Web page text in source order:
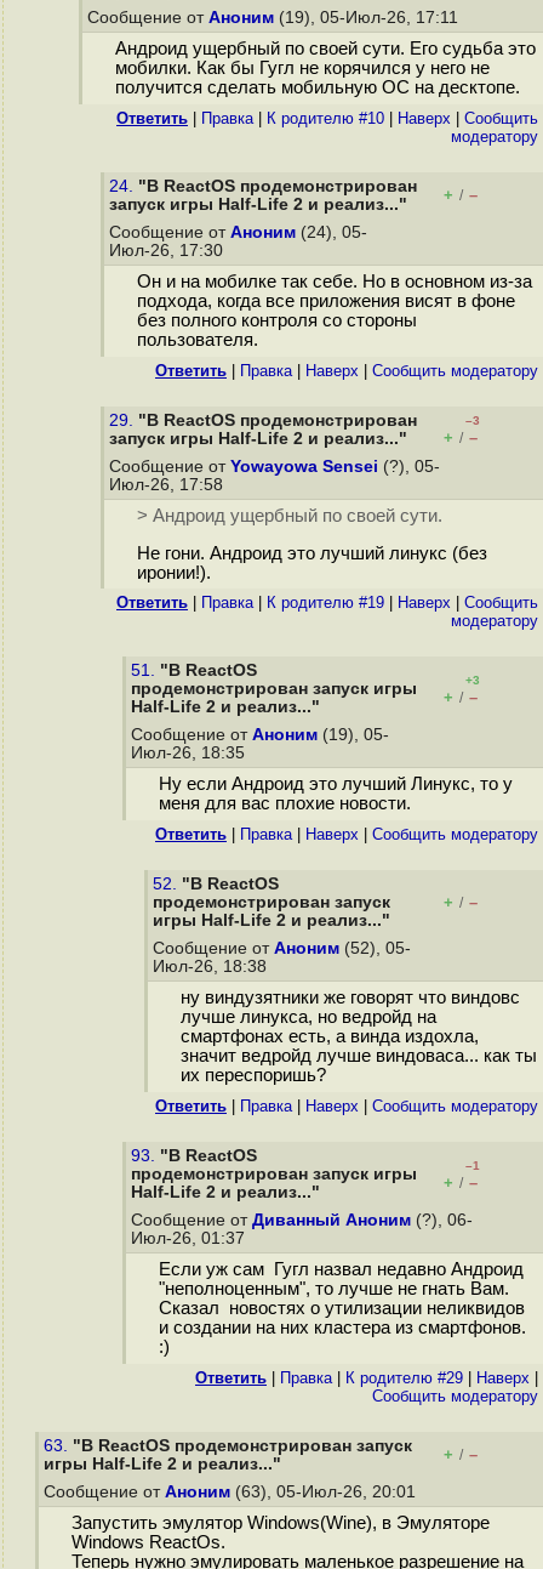
Сообщение от Аноним (19), 05-Июл-26, 17:11
Андроид ущербный по своей сути. Его судьба это
мобилки. Как бы Гугл не корячился у него не
получится сделать мобильную ОС на десктопе.
Ответить Правка| К родителю #10 Наверх
Cообщить
модератору
24. "В ReactOS продемонстрирован
запуск игры Half-Life 2 и реализ..."
+ / –
Сообщение от Аноним (24), 05-
Июл-26, 17:30
Он и на мобилке так себе. Но в основном из-за
подхода, когда все приложения висят в фоне
без полного контроля со стороны
пользователя.
Ответить Правка| Наверх Cообщить модератору
29. "В ReactOS продемонстрирован
запуск игры Half-Life 2 и реализ..."
–3
+ / –
Сообщение от Yowayowa Sensei (?), 05-
Июл-26, 17:58
> Андроид ущербный по своей сути.
Не гони. Андроид это лучший линукс (без
иронии!).
Ответить Правка| К родителю #19 Наверх
Cообщить
модератору
51. "В ReactOS
продемонстрирован запуск игры
Half-Life 2 и реализ..."
+3
+ / –
Сообщение от Аноним (19), 05-
Июл-26, 18:35
Ну если Андроид это лучший Линукс, то у
меня для вас плохие новости.
Ответить Правка| Наверх Cообщить модератору
52. "В ReactOS
продемонстрирован запуск
игры Half-Life 2 и реализ..."
+ / –
Сообщение от Аноним (52), 05-
Июл-26, 18:38
ну виндузятники же говорят что виндовс
лучше линукса, но ведройд на
смартфонах есть, а винда издохла,
значит ведройд лучше виндоваса... как ты
их переспоришь?
Ответить Правка| Наверх Cообщить модератору
93. "В ReactOS
продемонстрирован запуск игры
Half-Life 2 и реализ..."
–1
+ / –
Сообщение от Диванный Аноним (?), 06-
Июл-26, 01:37
Если уж сам Гугл назвал недавно Андроид
"неполноценным", то лучше не гнать Вам.
Сказал новостях о утилизации неликвидов
и создании на них кластера из смартфонов.
:)
Ответить Правка| К родителю #29 Наверх
Cообщить модератору
63. "В ReactOS продемонстрирован запуск
игры Half-Life 2 и реализ..."
+ / –
Сообщение от Аноним (63), 05-Июл-26, 20:01
Запустить эмулятор Windows(Wine), в Эмуляторе
Windows ReactOs.
Теперь нужно эмулировать маленькое разрешение на